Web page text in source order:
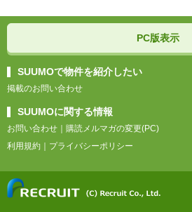
PC版表示
SUUMOで物件を紹介したい
掲載のお問い合わせ
SUUMOに関する情報
お問い合わせ
購読メルマガの変更(PC)
利用規約
プライバシーポリシー